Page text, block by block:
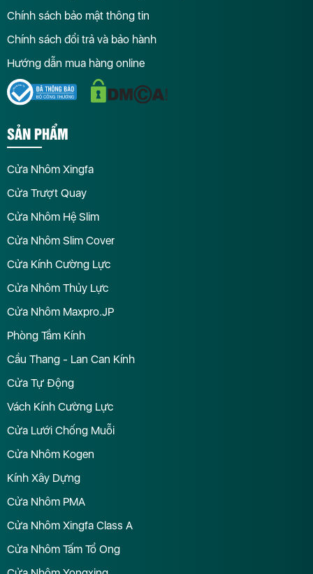
Chính sách bảo mật thông tin
Chính sách đổi trả và bảo hành
Hướng dẫn mua hàng online
SẢN PHẨM
Cửa Nhôm Xingfa
Cửa Trượt Quay
Cửa Nhôm Hệ Slim
Cửa Nhôm Slim Cover
Cửa Kính Cường Lực
Cửa Nhôm Thủy Lực
Cửa Nhôm Maxpro.JP
Phòng Tắm Kính
Cầu Thang - Lan Can Kính
Cửa Tự Động
Vách Kính Cường Lực
Cửa Lưới Chống Muỗi
Cửa Nhôm Kogen
Kính Xây Dựng
Cửa Nhôm PMA
Cửa Nhôm Xingfa Class A
Cửa Nhôm Tấm Tổ Ong